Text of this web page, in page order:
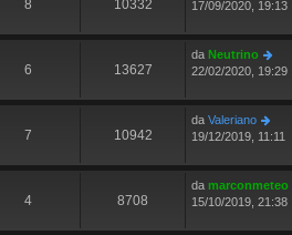
8 10332
17/09/2020, 19:13
6 13627
da Neutrino
22/02/2020, 19:29
7 10942
da Valeriano
19/12/2019, 11:11
4 8708
da marconmeteo
15/10/2019, 21:38